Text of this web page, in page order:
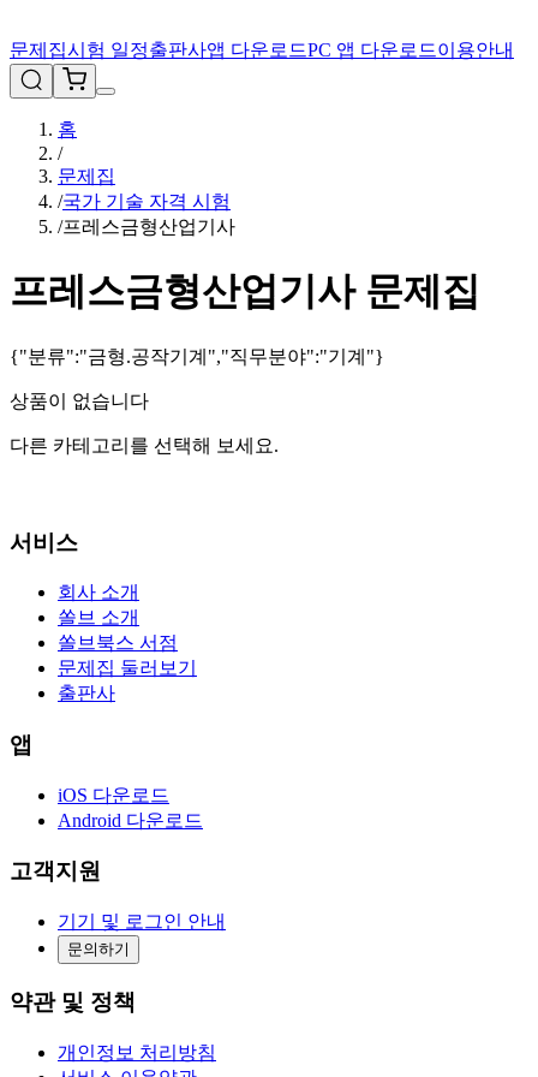
문제집시험 일정출판사앱 다운로드PC 앱 다운로드이용안내
홈
/
문제집
/국가 기술 자격 시험
/프레스금형산업기사
프레스금형산업기사문제집
{"분류":"금형.공작기계","직무분야":"기계"}
상품이 없습니다
다른 카테고리를 선택해 보세요.
서비스
회사 소개
쏠브 소개
쏠브북스 서점
문제집 둘러보기
출판사
앱
iOS 다운로드
Android 다운로드
고객지원
기기 및 로그인 안내
문의하기
약관 및 정책
개인정보 처리방침